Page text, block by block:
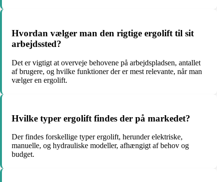
Hvordan vælger man den rigtige ergolift til sit
arbejdssted?
Det er vigtigt at overveje behovene på arbejdspladsen, antallet
af brugere, og hvilke funktioner der er mest relevante, når man
vælger en ergolift.
Hvilke typer ergolift findes der på markedet?
Der findes forskellige typer ergolift, herunder elektriske,
manuelle, og hydrauliske modeller, afhængigt af behov og
budget.